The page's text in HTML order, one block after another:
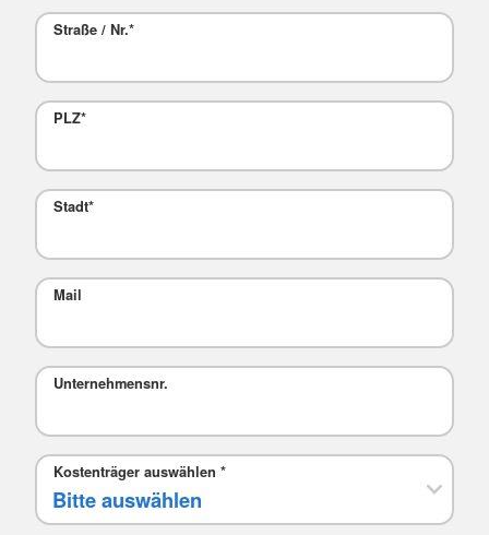
Straße / Nr.*
PLZ*
Stadt*
Mail
Unternehmensnr.
Kostenträger auswählen *